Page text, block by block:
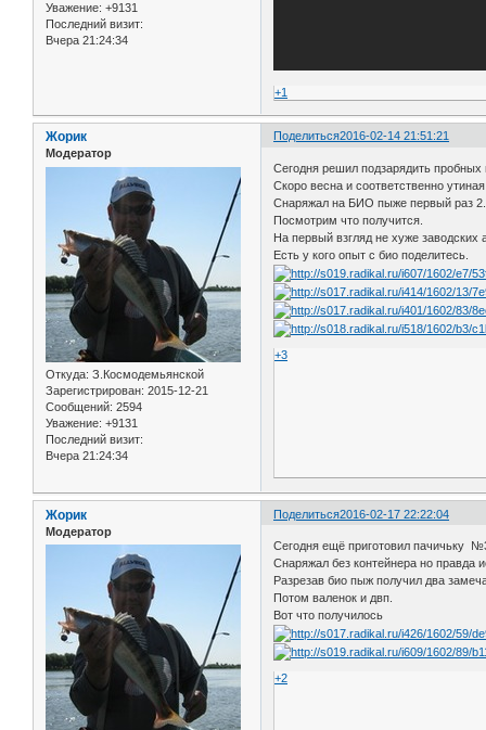
Уважение: +9131
Последний визит:
Вчера 21:24:34
+1
Поделиться2016-02-14 21:51:21
Жорик
Модератор
Откуда: З.Космодемьянской
Зарегистрирован: 2015-12-21
Сообщений: 2594
Уважение: +9131
Последний визит:
Вчера 21:24:34
Сегодня решил подзарядить пробных
Скоро весна и соответственно утиная
Снаряжал на БИО пыже первый раз
Посмотрим что получится.
На первый взгляд не хуже заводских
Есть у кого опыт с био поделитесь.
+3
Поделиться2016-02-17 22:22:04
Жорик
Модератор
Сегодня ещё приготовил пачичьку
Снаряжал без контейнера но правда
Разрезав био пыж получил два
Потом валенок и двп.
Вот что получилось
+2